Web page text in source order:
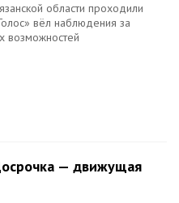
области проходили
вёл наблюдения за
возможностей
— движущая